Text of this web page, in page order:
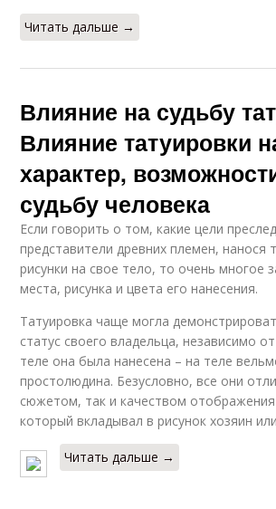
Читать дальше →
Влияние на судьбу
Влияние татуировки
характер,
судьбу человека
Если говорить о том, какие цели
представители древних племен, нанося
рисунки на свое тело, то очень многое
места, рисунка и цвета его нанесения.
Татуировка чаще могла
статус своего владельца, независимо
теле она была нанесена – на теле
простолюдина. Безусловно, все они
сюжетом, так и качеством
который вкладывал в рисунок хозяин
Читать дальше →